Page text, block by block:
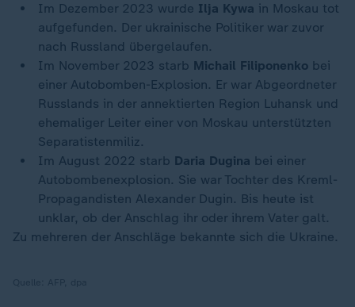
Im Dezember 2023 wurde Ilja Kywa in Moskau tot
aufgefunden. Der ukrainische Politiker war zuvor
nach Russland übergelaufen.
Im November 2023 starb Michail Filiponenko bei
einer Autobomben-Explosion. Er war Abgeordneter
Russlands in der annektierten Region Luhansk und
ehemaliger Leiter einer von Moskau unterstützten
Separatistenmiliz.
Im August 2022 starb Daria Dugina bei einer
Autobombenexplosion. Sie war Tochter des Kreml-
Propagandisten Alexander Dugin. Bis heute ist
unklar, ob der Anschlag ihr oder ihrem Vater galt.
Zu mehreren der Anschläge bekannte sich die Ukraine.